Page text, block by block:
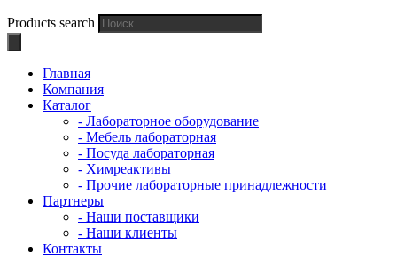
Products search
Главная
Компания
Каталог
- Лабораторное оборудование
- Мебель лабораторная
- Посуда лабораторная
- Химреактивы
- Прочие лабораторные принадлежности
Партнеры
- Наши поставщики
- Наши клиенты
Контакты